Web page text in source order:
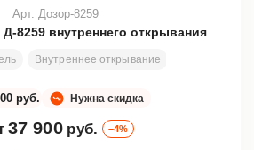
8259 внутреннего открывания
Внутреннее открывание
Арт. Дозор-8259
Нужна скидка
руб.
37 900 руб. –4%